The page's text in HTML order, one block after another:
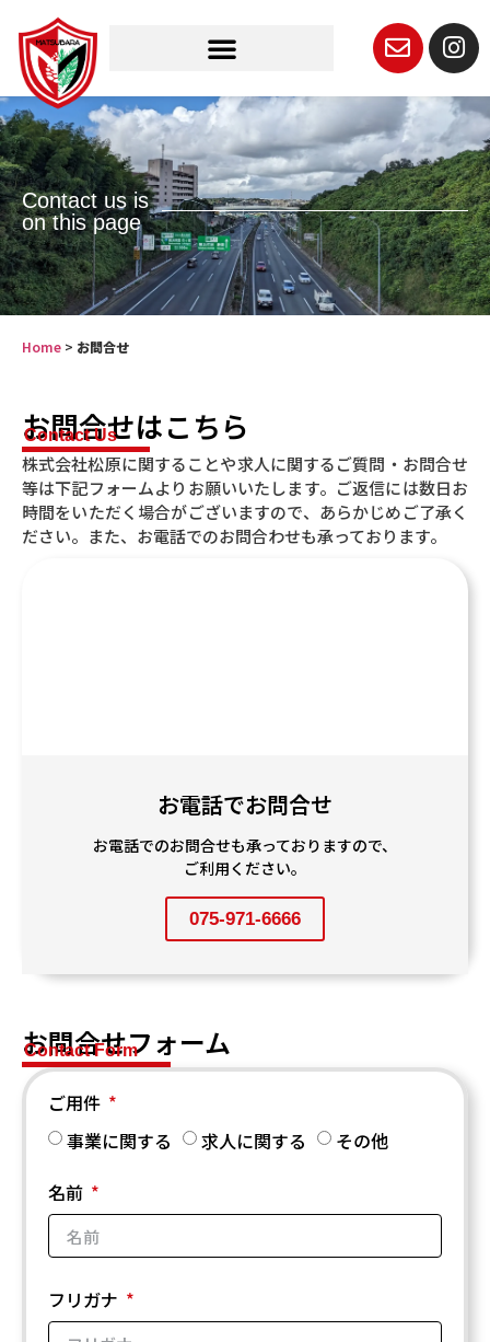
Contact us is
on this page
Home > お問合せ
お問合せはこちら
Contact Us
株式会社松原に関することや求人に関するご質問・お問合せ
等は下記フォームよりお願いいたします。ご返信には数日お
時間をいただく場合がございますので、あらかじめご了承く
ださい。また、お電話でのお問合わせも承っております。
お電話でお問合せ
お電話でのお問合せも承っておりますので、
ご利用ください。
075-971-6666
お問合せフォーム
Contact Form
ご用件
事業に関する
求人に関する
その他
名前
フリガナ